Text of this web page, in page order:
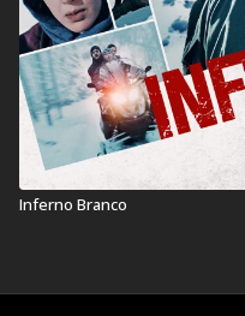
Inferno Branco